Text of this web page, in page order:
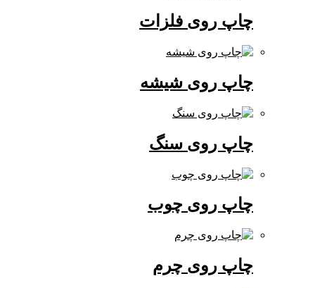
چاپ روی فلزات
چاپ روی شیشه
چاپ روی سنگ
چاپ روی چوب
چاپ روی چرم